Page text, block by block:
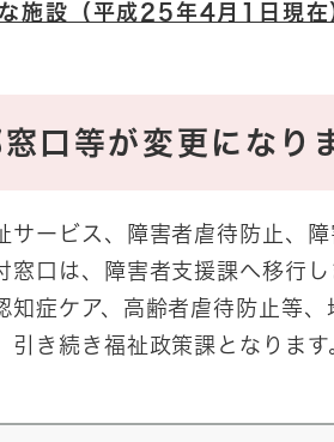
施設（平成25年4月1日現
口等が変更になり
ービス、障害者虐待防止、障
口は、障害者支援課へ移行し
症ケア、高齢者虐待防止等、
き続き福祉政策課となります